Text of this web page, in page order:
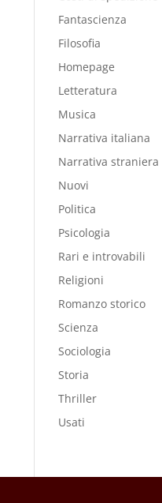
Fantascienza
Filosofia
Homepage
Letteratura
Musica
Narrativa italiana
Narrativa straniera
Nuovi
Politica
Psicologia
Rari e introvabili
Religioni
Romanzo storico
Scienza
Sociologia
Storia
Thriller
Usati